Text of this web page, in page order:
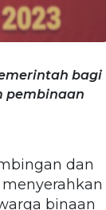
bagi
pembinaan
dan
binaan